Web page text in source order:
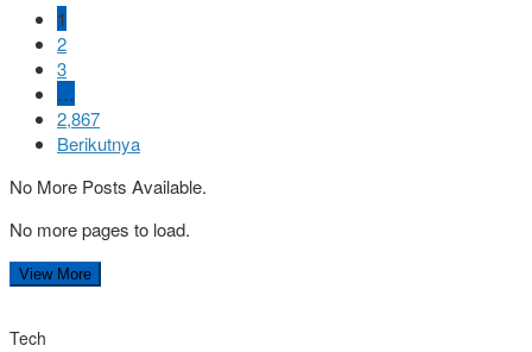
1
2
3
…
2,867
Berikutnya
No More Posts Available.
No more pages to load.
View More
Tech